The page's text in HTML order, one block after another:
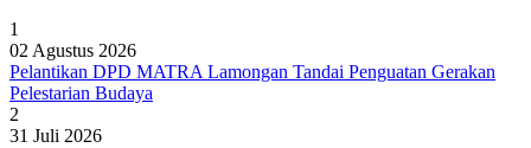
1
02 Agustus 2026
Pelantikan DPD MATRA Lamongan Tandai Penguatan Gerakan
Pelestarian Budaya
2
31 Juli 2026